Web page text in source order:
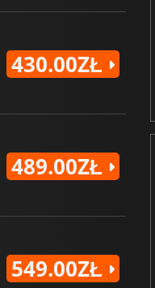
430.00ZŁ
489.00ZŁ
549.00ZŁ